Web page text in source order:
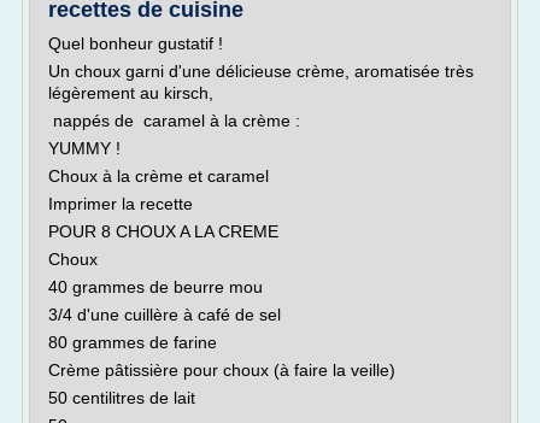
recettes de cuisine
Quel bonheur gustatif !
Un choux garni d'une délicieuse crème, aromatisée très
légèrement au kirsch,
nappés de caramel à la crème :
YUMMY !
Choux à la crème et caramel
Imprimer la recette
POUR 8 CHOUX A LA CREME
Choux
40 grammes de beurre mou
3/4 d'une cuillère à café de sel
80 grammes de farine
Crème pâtissière pour choux (à faire la veille)
50 centilitres de lait